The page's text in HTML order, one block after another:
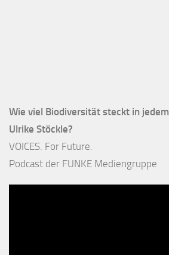
Wie viel Biodiversität steckt in
Ulrike Stöckle?
VOICES. For Future.
Podcast der FUNKE Mediengruppe